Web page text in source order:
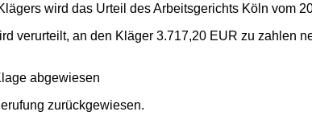
wird das Urteil des Arbeitsgerichts Köln vom
an den Kläger 3.717,20 EUR zu zahlen
abgewiesen
zurückgewiesen.